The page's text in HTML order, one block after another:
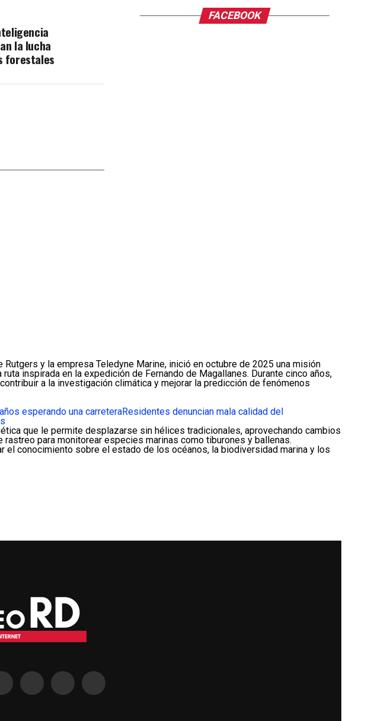
la lucha
forestales
FACEBOOK
y la empresa Teledyne Marine, inició en octubre de 2025 una misión
inspirada en la expedición de Fernando de Magallanes. Durante cinco años,
a la investigación climática y mejorar la predicción de fenómenos
esperando una carreteraResidentes denuncian mala calidad del
que le permite desplazarse sin hélices tradicionales, aprovechando cambios
para monitorear especies marinas como tiburones y ballenas.
conocimiento sobre el estado de los océanos, la biodiversidad marina y los